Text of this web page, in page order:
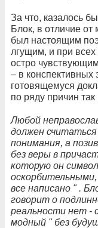
За что, казалось
Блок, в отличие от
был настоящим
лгущим, и при всех
остро
– в конспективных
готовящемуся
по ряду причин
Любой
должен
понимания, а
без веры в
которую он
оскорбительными,
все написано " .
говорит о
реальности нет -
модный " без